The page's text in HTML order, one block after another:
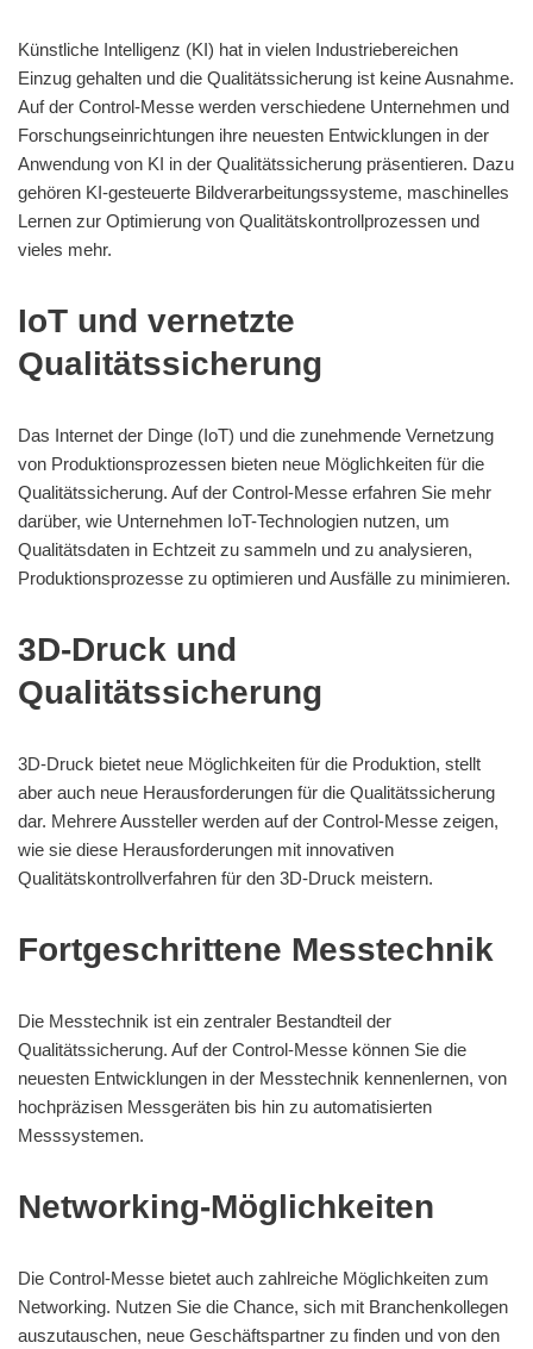
Künstliche Intelligenz (KI) hat in vielen Industriebereichen
Einzug gehalten und die Qualitätssicherung ist keine Ausnahme.
Auf der Control-Messe werden verschiedene Unternehmen und
Forschungseinrichtungen ihre neuesten Entwicklungen in der
Anwendung von KI in der Qualitätssicherung präsentieren. Dazu
gehören KI-gesteuerte Bildverarbeitungssysteme, maschinelles
Lernen zur Optimierung von Qualitätskontrollprozessen und
vieles mehr.
IoT und vernetzte
Qualitätssicherung
Das Internet der Dinge (IoT) und die zunehmende Vernetzung
von Produktionsprozessen bieten neue Möglichkeiten für die
Qualitätssicherung. Auf der Control-Messe erfahren Sie mehr
darüber, wie Unternehmen IoT-Technologien nutzen, um
Qualitätsdaten in Echtzeit zu sammeln und zu analysieren,
Produktionsprozesse zu optimieren und Ausfälle zu minimieren.
3D-Druck und
Qualitätssicherung
3D-Druck bietet neue Möglichkeiten für die Produktion, stellt
aber auch neue Herausforderungen für die Qualitätssicherung
dar. Mehrere Aussteller werden auf der Control-Messe zeigen,
wie sie diese Herausforderungen mit innovativen
Qualitätskontrollverfahren für den 3D-Druck meistern.
Fortgeschrittene Messtechnik
Die Messtechnik ist ein zentraler Bestandteil der
Qualitätssicherung. Auf der Control-Messe können Sie die
neuesten Entwicklungen in der Messtechnik kennenlernen, von
hochpräzisen Messgeräten bis hin zu automatisierten
Messsystemen.
Networking-Möglichkeiten
Die Control-Messe bietet auch zahlreiche Möglichkeiten zum
Networking. Nutzen Sie die Chance, sich mit Branchenkollegen
auszutauschen, neue Geschäftspartner zu finden und von den